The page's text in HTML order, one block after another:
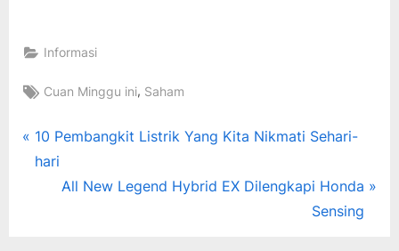
Informasi
Tags:
Cuan Minggu ini, Saham
Post
navigation
P
r
10 Pembangkit Listrik Yang Kita Nikmati Sehari-
hari
N
All New Legend Hybrid EX Dilengkapi Honda
Sensing